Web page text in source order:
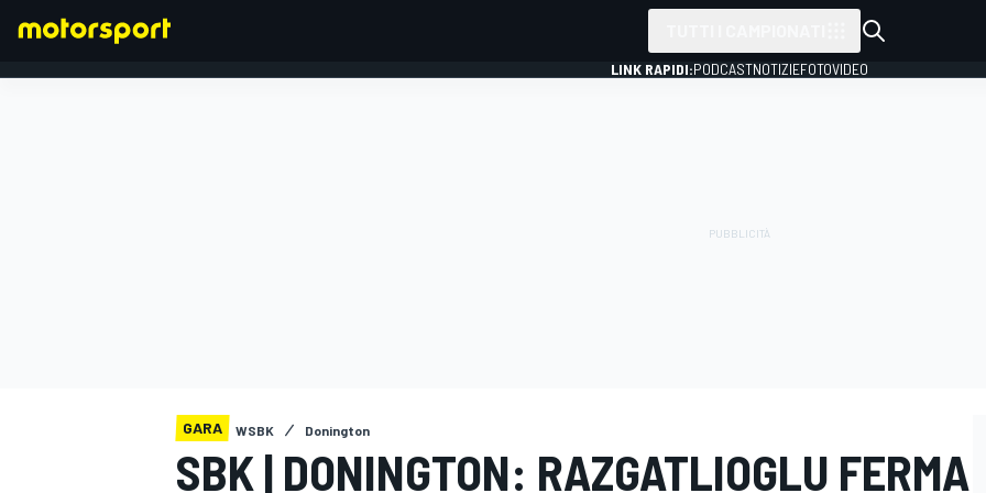
LINK RAPIDI:PODCASTNOTIZIEFOTOVIDEO
GARA WSBK Donington
SBK | DONINGTON: RAZGATLIOGLU FERMA